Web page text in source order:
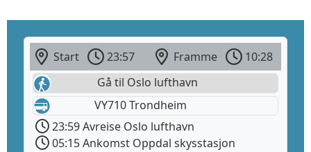
Start 23:57 Framme
10:28
Gå til Oslo lufthavn
VY710 Trondheim
23:59 Avreise Oslo lufthavn
05:15 Ankomst Oppdal skysstasjon